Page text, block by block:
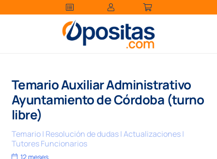
Temario Auxiliar Administrativo
Ayuntamiento de Córdoba (turno
libre)
Temario | Resolución de dudas | Actualizaciones |
Tutores Funcionarios
12 meses